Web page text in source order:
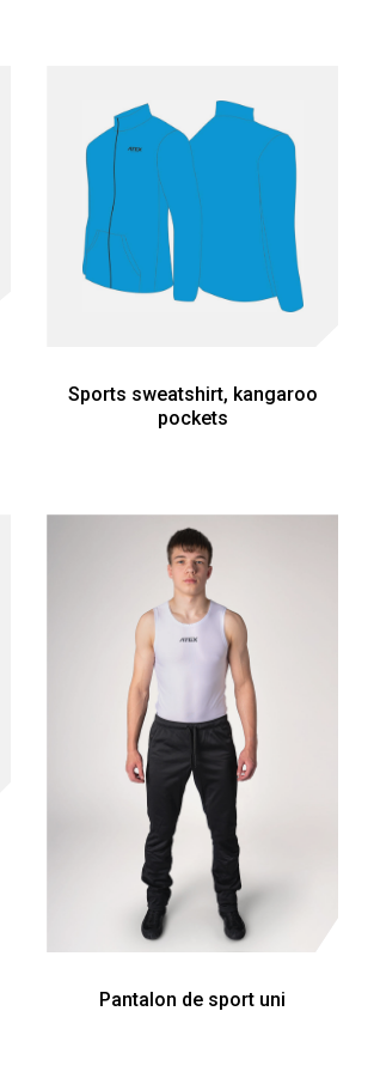
Sports sweatshirt, kangaroo
pockets
Pantalon de sport uni